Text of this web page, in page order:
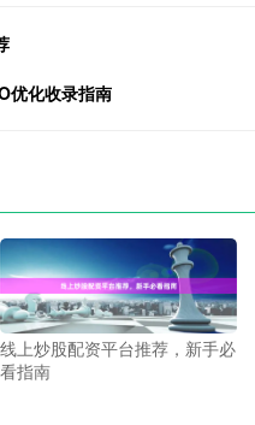
优化收录指南
线上炒股配资平台推荐，新手必
看指南